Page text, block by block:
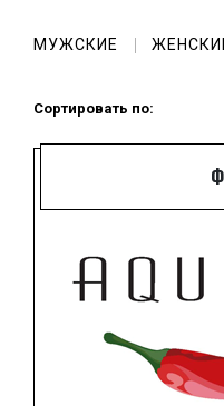
грандиозный опыт
парфюмерии
А если добавить сюда
инновационным
картина успеха
Гармоничные,
В ассортименте
сомнению, а
исключительно
дополнительный
избравших эту
МУЖСКИЕ
Сортировать по: